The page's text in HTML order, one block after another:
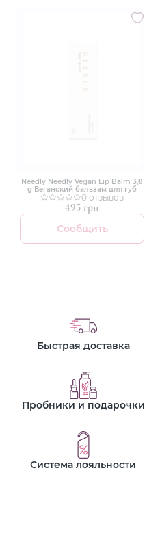
Needly Needly Vegan Lip Balm 3,8
g Веганский бальзам для губ
0 отзывов
495 грн
Сообщить
Быстрая доставка
Пробники и подарочки
Система лояльности